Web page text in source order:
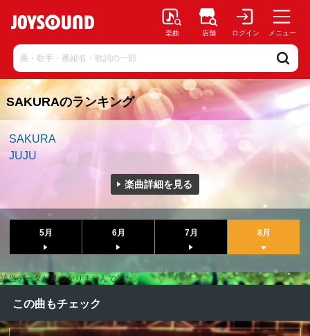
楽曲 店舗 ログイン メニュー
SAKURAのランキング
SAKURA
JUJU
楽曲詳細を見る
5月 6月 7月 8月
該当データが見つかりませんでした。
この曲もチェック